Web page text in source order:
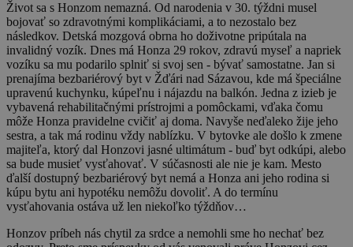
Život sa s Honzom nemazná. Od narodenia v 30. týždni musel
bojovať so zdravotnými komplikáciami, a to nezostalo bez
následkov. Detská mozgová obrna ho doživotne pripútala na
invalidný vozík. Dnes má Honza 29 rokov, zdravú myseľ a napriek
vozíku sa mu podarilo splniť si svoj sen - bývať samostatne. Jan si
prenajíma bezbariérový byt v Žďári nad Sázavou, kde má špeciálne
upravenú kuchynku, kúpeľnu i nájazdu na balkón. Jedna z izieb je
vybavená rehabilitačnými prístrojmi a pomôckami, vďaka čomu
môže Honza pravidelne cvičiť aj doma. Navyše neďaleko žije jeho
sestra, a tak má rodinu vždy nablízku. V bytovke ale došlo k zmene
majiteľa, ktorý dal Honzovi jasné ultimátum - buď byt odkúpi, alebo
sa bude musieť vysťahovať. V súčasnosti ale nie je kam. Mesto
ďalší dostupný bezbariérový byt nemá a Honza ani jeho rodina si
kúpu bytu ani hypotéku nemôžu dovoliť. A do termínu
vysťahovania ostáva už len niekoľko týždňov…
Honzov príbeh nás chytil za srdce a nemohli sme ho nechať bez